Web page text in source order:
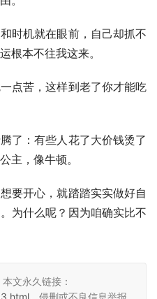
时机就在眼前，自己却抓不
根本不往我这来。
点苦，这样到老了你才能吃
了：有些人花了大价钱烫了
主，像牛顿。
要开心，就踏踏实实做好自
为什么呢？因为咱确实比不
本文永久链接：
。侵删或不良信息举报